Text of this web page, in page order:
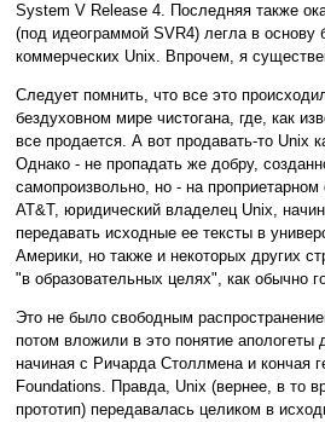
System V Release 4. Последняя также
(под идеограммой SVR4) легла в
коммерческих Unix. Впрочем, я
Следует помнить, что все это
бездуховном мире чистогана, где, как
все продается. А вот продавать-то Unix
Однако - не пропадать же добру,
самопроизвольно, но - на
AT&T, юридический владелец Unix,
передавать исходные ее тексты в
Америки, но также и некоторых других
"в образовательных целях", как обычно
Это не было свободным
потом вложили в это понятие апологеты
начиная с Ричарда Столлмена и кончая
Foundations. Правда, Unix (вернее, в то
прототип) передавалась целиком в